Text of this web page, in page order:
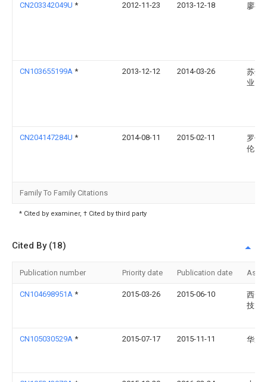
CN203342049U * 2012-11-23 2013-12-18 廖福
CN103655199A * 2013-12-12 2014-03-26
苏州
业大
CN204147284U * 2014-08-11 2015-02-11
罗伯
伦
Family To Family Citations
* Cited by examiner, † Cited by third party
Cited By (18)
Publication number Priority date Publication date
CN104698951A * 2015-03-26 2015-06-10
西安
技大
CN105030529A * 2015-07-17 2015-11-11 华辰